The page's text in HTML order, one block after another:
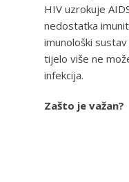
HIV uzrokuje
nedostatka
imunološki
tijelo više ne
infekcija.
Zašto je važan?